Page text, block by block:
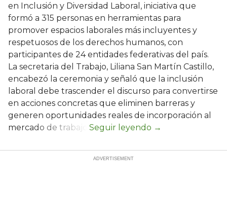
en Inclusión y Diversidad Laboral, iniciativa que
formó a 315 personas en herramientas para
promover espacios laborales más incluyentes y
respetuosos de los derechos humanos, con
participantes de 24 entidades federativas del país.
La secretaria del Trabajo, Liliana San Martín Castillo,
encabezó la ceremonia y señaló que la inclusión
laboral debe trascender el discurso para convertirse
en acciones concretas que eliminen barreras y
generen oportunidades reales de incorporación al
mercado de trabajo.